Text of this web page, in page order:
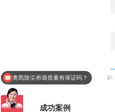
成功案例
快速走进江苏奥凯